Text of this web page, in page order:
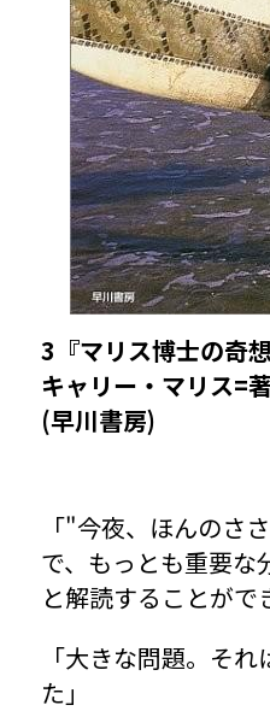
3『マリス博士の奇
キャリー・マリス=著
(早川書房)
「"今夜、ほんのさ
で、もっとも重要な
と解読することがで
「大きな問題。そ
た」